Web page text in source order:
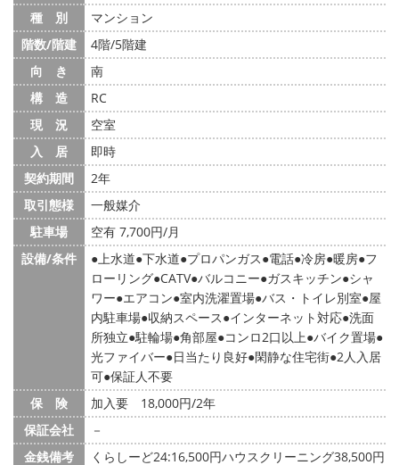
種 別
マンション
階数/階建
4階/5階建
向 き
南
構 造
RC
現 況
空室
入 居
即時
契約期間
2年
取引態様
一般媒介
駐車場
空有 7,700円/月
設備/条件
上水道 下水道 プロパンガス 電話 冷房 暖房 フ
ローリング CATV バルコニー ガスキッチン シャ
ワー エアコン 室内洗濯置場 バス・トイレ別室 屋
内駐車場 収納スペース インターネット対応 洗面
所独立 駐輪場 角部屋 コンロ2口以上 バイク置場
光ファイバー 日当たり良好 閑静な住宅街 2人入居
可 保証人不要
保 険
加入要 18,000円/2年
保証会社
－
金銭備考
くらしーど24:16,500円ハウスクリーニング38,500円